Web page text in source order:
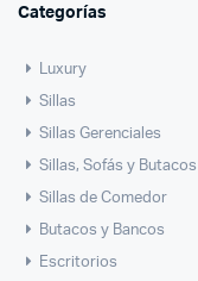
Categorías
Luxury
Sillas
Sillas Gerenciales
Sillas, Sofás y Butacos
Sillas de Comedor
Butacos y Bancos
Escritorios